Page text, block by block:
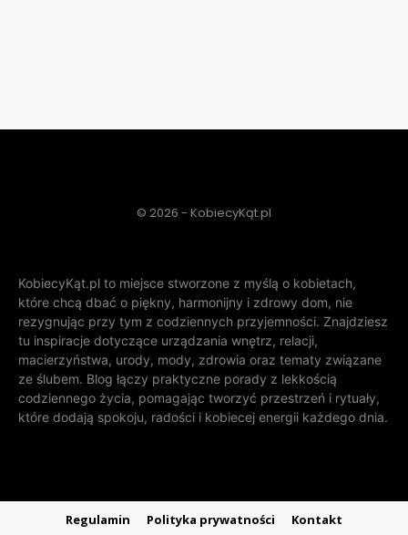
© 2026 - KobiecyKąt.pl
KobiecyKąt.pl to miejsce stworzone z myślą o kobietach,
które chcą dbać o piękny, harmonijny i zdrowy dom, nie
rezygnując przy tym z codziennych przyjemności. Znajdziesz
tu inspiracje dotyczące urządzania wnętrz, relacji,
macierzyństwa, urody, mody, zdrowia oraz tematy związane
ze ślubem. Blog łączy praktyczne porady z lekkością
codziennego życia, pomagając tworzyć przestrzeń i rytuały,
które dodają spokoju, radości i kobiecej energii każdego dnia.
Regulamin Polityka prywatności Kontakt